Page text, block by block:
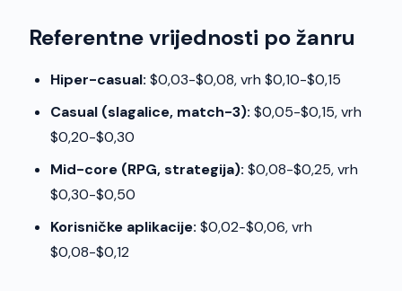
Referentne vrijednosti po žanru
Hiper-casual: $0,03-$0,08, vrh $0,10-$0,15
Casual (slagalice, match-3): $0,05-$0,15, vrh
$0,20-$0,30
Mid-core (RPG, strategija): $0,08-$0,25, vrh
$0,30-$0,50
Korisničke aplikacije: $0,02-$0,06, vrh
$0,08-$0,12